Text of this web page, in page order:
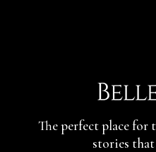
The perfect place for
stories